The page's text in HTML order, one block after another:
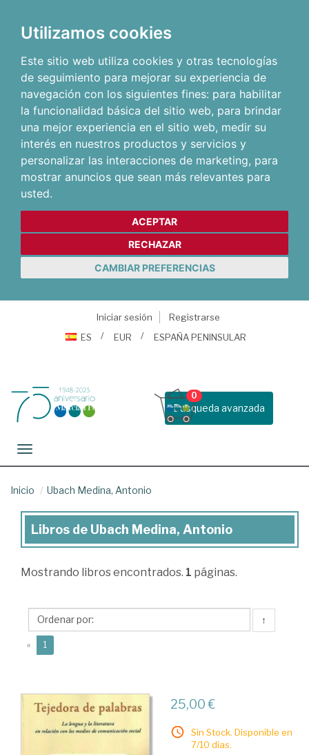
Utilizamos cookies
Este sitio web utiliza cookies y otras tecnologías
de seguimiento para mejorar su experiencia de
navegación con los siguientes fines: para habilitar
la funcionalidad básica del sitio web, para brindar
una mejor experiencia en el sitio web, medir su
interés en nuestros productos y servicios y
personalizar las interacciones de marketing, para
mostrar anuncios que sean más relevantes para
usted.
ACEPTAR
RECHAZAR
CAMBIAR PREFERENCIAS
Iniciar sesión
Registrarse
ES
EUR ESPAÑA PENINSULAR
Busqueda avanzada
0
Toggle navigation
Inicio Ubach Medina, Antonio
Libros
Ubach
Antonio
Libros de Ubach Medina, Antonio
Mostrando libros encontrados. 1 páginas.
↑
« 1
25,00 €
Sin Stock. Disponible en
7/10 días.